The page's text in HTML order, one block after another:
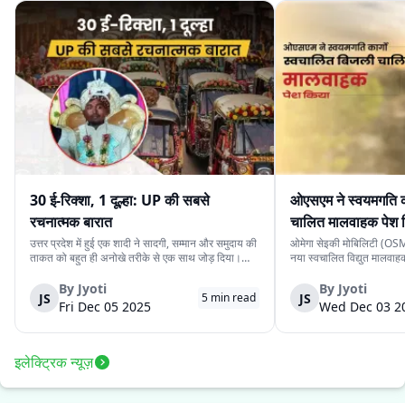
30 ई-रिक्शा, 1 दूल्हा: UP की सबसे
रचनात्मक बारात
उत्तर प्रदेश में हुई एक शादी ने सादगी, सम्मान और समुदाय की
ताकत को बहुत ही अनोखे तरीके से एक साथ जोड़ दिया।
वाहन की व्यवस्था करने के लिये पर्याप्त साधन नहीं थे।
लेकिन दोस्ती की भावना ने उस...
JS
By Jyoti
Fri Dec 05 2025
5 min read
ओएसएम ने स्वयमगति
चालित मालवाहक पेश
ओमेगा सेइकी मोबिलिटी
नया स्वचालित विद्युत
के स्वचालित यात्री संस्करण
लिये प्रस्तुत किया गया दूसरा
JS
By Jyoti
Wed Dec 03
इलेक्ट्रिक न्यूज़